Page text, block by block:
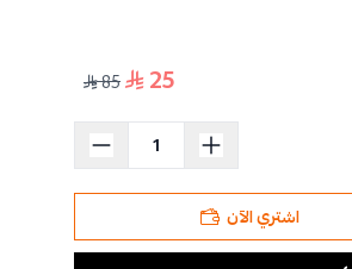
25
85
اشتري الآن